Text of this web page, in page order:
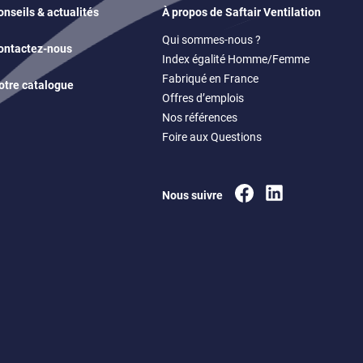
partager
sur
facebook
(ouvre
un
nouvel
onglet)
partager
sur
twitter
un
partager
sur
linkedin
onglet)
partager
un
logiciel)
& actualités
nous
catalogue
À propos de Saftair Ventilation
Qui sommes-nous ?
Index égalité Homme/Femme
Fabriqué en France
Offres d’emplois
Nos références
Foire aux Questions
Nous suivre
Facebook